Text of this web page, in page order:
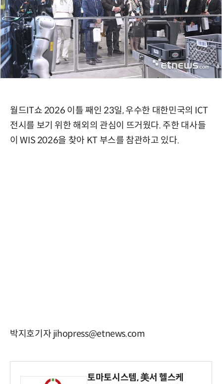
월드IT쇼 2026 이틀 째인 23일, 우수한 대한민국의 ICT
전시를 보기 위한 해외의 관심이 뜨거웠다. 주한 대사들
이 WIS 2026을 찾아 KT 부스를 참관하고 있다.
박지호기자 jihopress@etnews.com
토마토시스템, 美서 헬스케